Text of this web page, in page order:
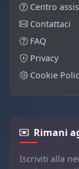
Centro
Contattaci
FAQ
Privacy
Cookie
Rimani
Iscriviti alla